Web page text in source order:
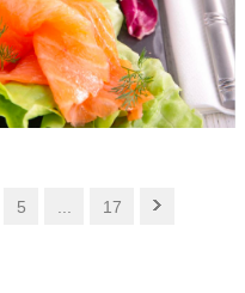
5 ... 17